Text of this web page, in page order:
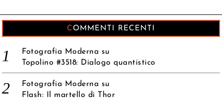
COMMENTI RECENTI
Fotografia Moderna su
Topolino #3518: Dialogo quantistico
Fotografia Moderna su
Flash: Il martello di Thor